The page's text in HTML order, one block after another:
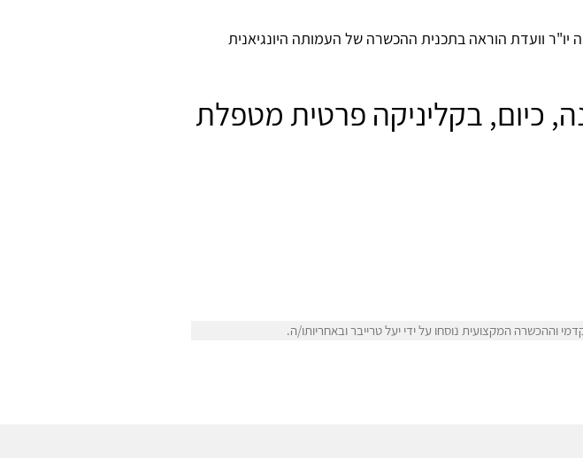
יו"ר וועדת הוראה בתכנית ההכשרה של העמותה היונגיאנית
בטיפול רגשי למעלה מ-25 שנה, כיום, בקליניקה פרטית מטפלת
וההכשרה המקצועית נוסחו על ידי יעל טרייבר ובאחריותו/ה.